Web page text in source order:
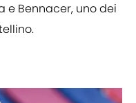
e Bennacer, uno dei